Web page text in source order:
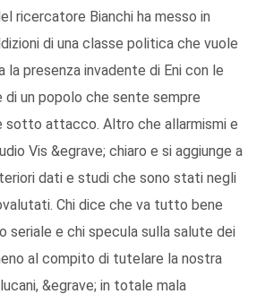
ricercatore Bianchi ha messo in
di una classe politica che vuole
la presenza invadente di Eni con le
di un popolo che sente sempre
sotto attacco. Altro che allarmismi e
Vis &egrave; chiaro e si aggiunge a
dati e studi che sono stati negli
Chi dice che va tutto bene
seriale e chi specula sulla salute dei
al compito di tutelare la nostra
&egrave; in totale mala